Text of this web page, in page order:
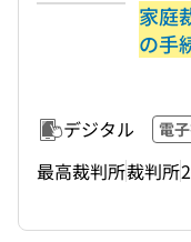
家庭
の手
デジタル 電
最高裁判所裁判所